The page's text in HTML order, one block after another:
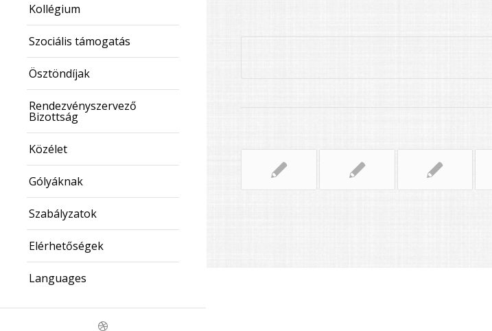
Kollégium
Szociális támogatás
Ösztöndíjak
Rendezvényszervező
Bizottság
Közélet
Gólyáknak
Szabályzatok
Elérhetőségek
Languages